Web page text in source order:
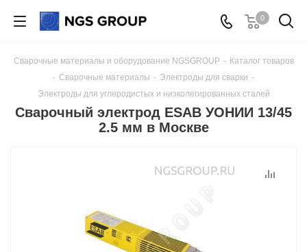
0
Сварочные материалы и оборудование NGSGROUP - Каталог товаров
- Сварочные материалы - Электроды для сварки -
Электроды для углеродистых и низколегированных сталей
Сварочный электрод ESAB УОНИИ 13/45
2.5 мм в Москве